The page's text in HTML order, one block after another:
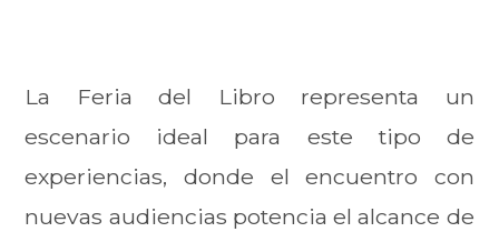
La Feria del Libro representa un
escenario ideal para este tipo de
experiencias, donde el encuentro con
nuevas audiencias potencia el alcance de